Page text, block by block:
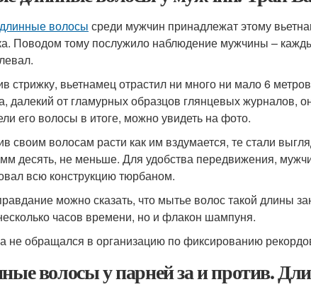
волосы среди мужчин принадлежат этому
Поводом тому послужило наблюдение мужчины –
стрижку, вьетнамец отрастил ни много ни мало 6
далекий от гламурных образцов глянцевых журналов,
его волосы в итоге, можно увидеть на фото.
своим волосам расти как им вздумается, те стали
десять, не меньше. Для удобства передвижения,
всю конструкцию тюрбаном.
можно сказать, что мытье волос такой длины
часов времени, но и флакон шампуня.
не обращался в организацию по фиксированию
волосы у парней за и против.